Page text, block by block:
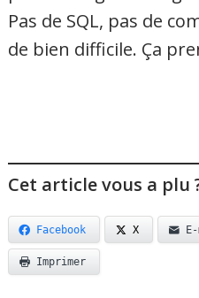
Pas de SQL, pas de
de bien difficile. Ça
Cet article vous a plu
Facebook X
Imprimer